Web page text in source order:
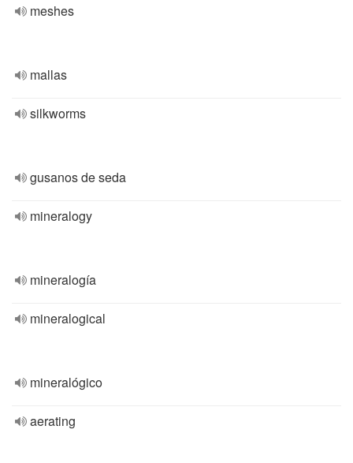
meshes
mallas
silkworms
gusanos de seda
mineralogy
mineralogía
mineralogical
mineralógico
aerating